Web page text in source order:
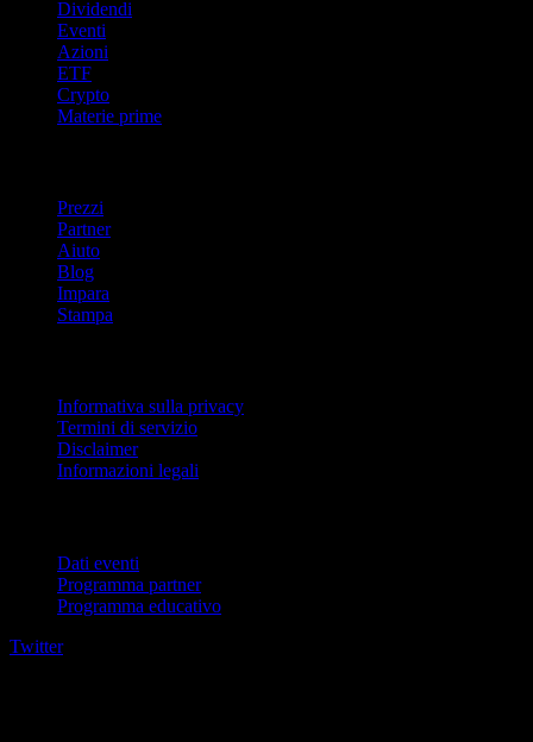
Dividendi
Eventi
Azioni
ETF
Crypto
Materie prime
Prezzi
Partner
Aiuto
Blog
Impara
Stampa
Informativa sulla privacy
Termini di servizio
Disclaimer
Informazioni legali
Dati eventi
Programma partner
Programma educativo
Twitter